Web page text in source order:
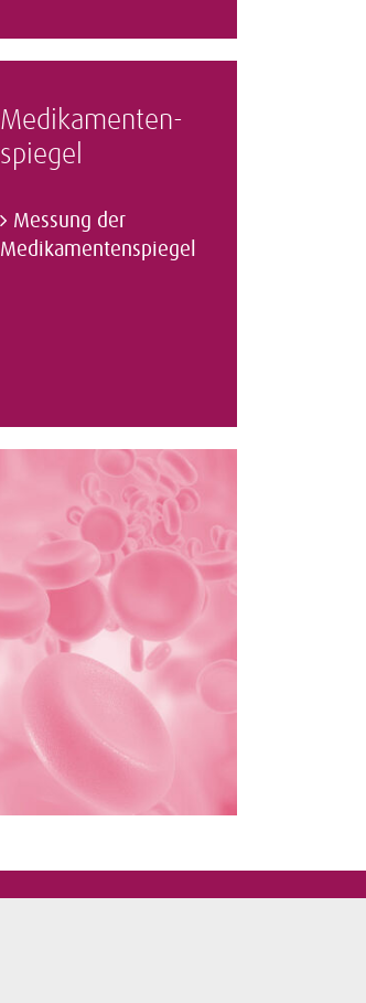
Medikamenten­
spiegel
Messung der
Medikamentenspiegel